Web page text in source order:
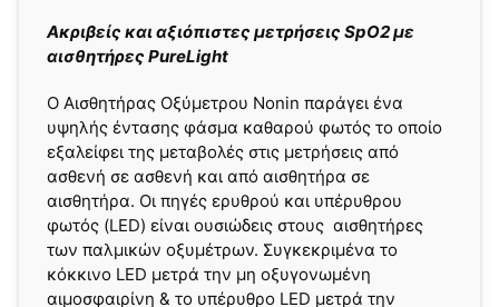
Ακριβείς και αξιόπιστες μετρήσεις SpO2 με
αισθητήρες PureLight
O Αισθητήρας Οξύμετρου Nonin παράγει ένα
υψηλής έντασης φάσμα καθαρού φωτός το οποίο
εξαλείφει της μεταβολές στις μετρήσεις από
ασθενή σε ασθενή και από αισθητήρα σε
αισθητήρα. Οι πηγές ερυθρού και υπέρυθρου
φωτός (LED) είναι ουσιώδεις στους αισθητήρες
των παλμικών οξυμέτρων. Συγκεκριμένα το
κόκκινο LED μετρά την μη οξυγονωμένη
αιμοσφαιρίνη & το υπέρυθρο LED μετρά την